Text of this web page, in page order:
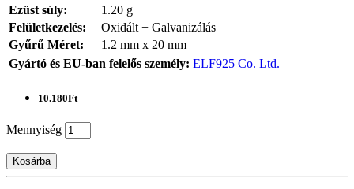
Ezüst súly:
1.20 g
Felületkezelés:
Oxidált + Galvanizálás
Gyűrű Méret:
1.2 mm x 20 mm
Gyártó és EU-ban felelős személy: ELF925 Co. Ltd.
10.180Ft
Mennyiség
Kosárba